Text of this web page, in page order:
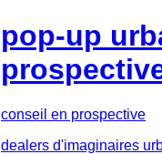
pop-up
conseil en prospective
dealers d'imaginaires